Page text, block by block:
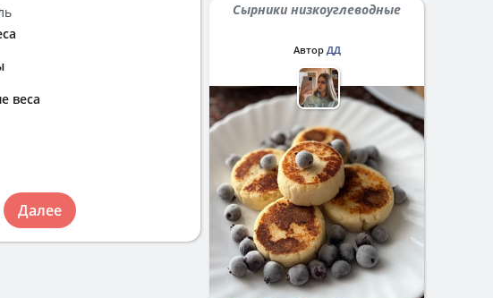
веса
Далее
Сырники низкоуглеводные
Автор ДД